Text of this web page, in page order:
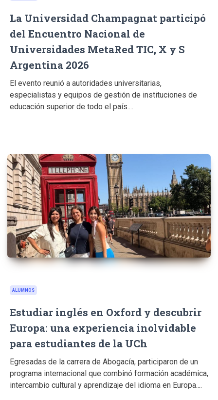
La Universidad Champagnat participó
del Encuentro Nacional de
Universidades MetaRed TIC, X y S
Argentina 2026
El evento reunió a autoridades universitarias,
especialistas y equipos de gestión de instituciones de
educación superior de todo el país....
ALUMNOS
Estudiar inglés en Oxford y descubrir
Europa: una experiencia inolvidable
para estudiantes de la UCh
Egresadas de la carrera de Abogacía, participaron de un
programa internacional que combinó formación académica,
intercambio cultural y aprendizaje del idioma en Europa....